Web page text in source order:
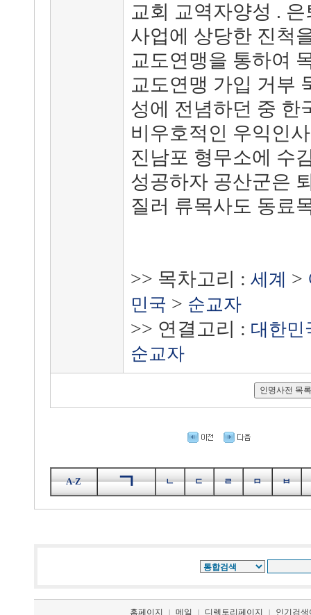
교회 교역자양성 .
사업에 상당한 진척
교도연맹을 통하여
교도연맹 가입 거부
성에 전념하던 중 한
비우호적인 우익인
진남포 형무소에 수
성공하자 공산군은
질러 류목사도 동료
>> 목차고리 : 세계 >
민국 > 순교자
>> 연결고리 : 대한민
순교자
A-Z ㄱ ㄴ ㄷ ㄹ ㅁ ㅂ
홈페이지 | 메일 | 디렉토리페이지 | 인기검색